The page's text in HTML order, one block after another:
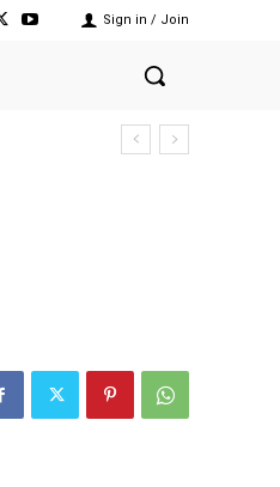
Sign in / Join